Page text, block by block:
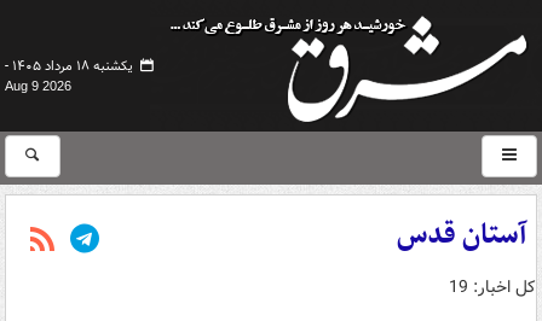
یکشنبه ۱۸ مرداد ۱۴۰۵ -
Aug 9 2026
آستان قدس
کل اخبار: 19